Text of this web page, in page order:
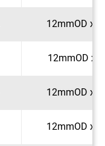
12mmOD x
12mmOD x
12mmOD x
12mmOD x